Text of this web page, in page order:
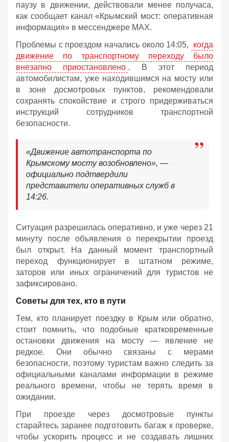
паузу в движении, действовали менее получаса,
как сообщает канал «Крымский мост: оперативная
информация» в мессенджере MAX.
Проблемы с проездом начались около 14:05,
когда
движение по транспортному переходу было
внезапно приостановлено . В этот период
автомобилистам, уже находившимся на мосту или
в зоне досмотровых пунктов, рекомендовали
сохранять спокойствие и строго придерживаться
инструкций сотрудников транспортной
безопасности.
«Движение автотранспорта по
Крымскому мосту возобновлено», —
официально подтвердили
представители оперативных служб в
14:26.
Ситуация разрешилась оперативно, и уже через 21
минуту после объявления о перекрытии проезд
был открыт. На данный момент транспортный
переход функционирует в штатном режиме,
заторов или иных ограничений для туристов не
зафиксировано.
Советы для тех, кто в пути
Тем, кто планирует поездку в Крым или обратно,
стоит помнить, что подобные кратковременные
остановки движения на мосту — явление не
редкое. Они обычно связаны с мерами
безопасности, поэтому туристам важно следить за
официальными каналами информации в режиме
реального времени, чтобы не терять время в
ожидании.
При проезде через досмотровые пункты
старайтесь заранее подготовить багаж к проверке,
чтобы ускорить процесс и не создавать лишних